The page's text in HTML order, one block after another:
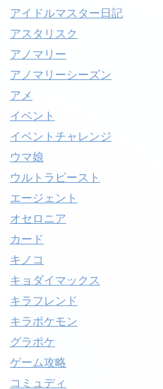
アイドルマスター日記
アスタリスク
アノマリー
アノマリーシーズン
アメ
イベント
イベントチャレンジ
ウマ娘
ウルトラビースト
エージェント
オセロニア
カード
キノコ
キョダイマックス
キラフレンド
キラポケモン
グラポケ
ゲーム攻略
コミュディ